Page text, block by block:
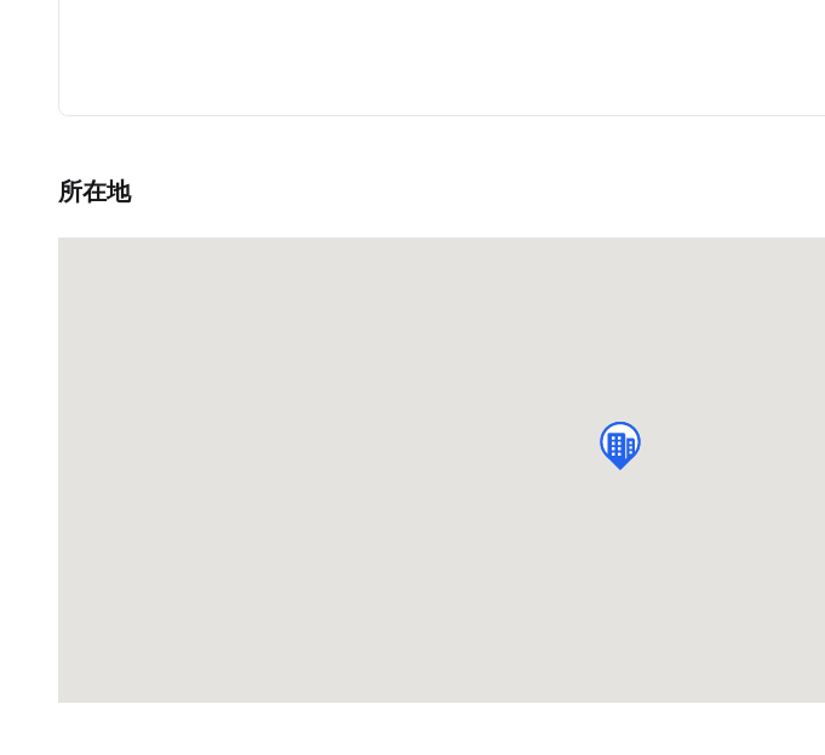
所在地